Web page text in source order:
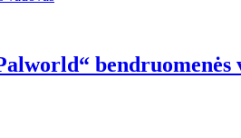
bendruomenės